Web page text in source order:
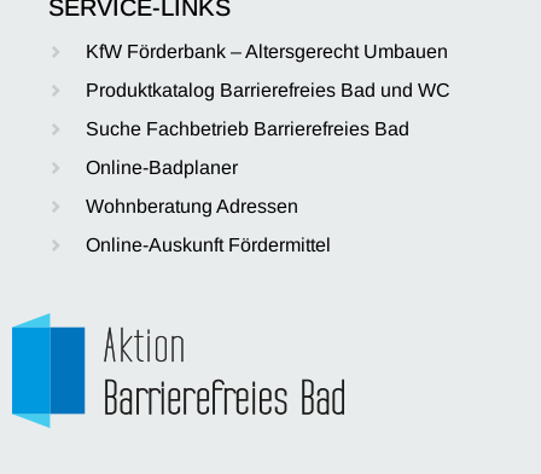
SERVICE-LINKS
KfW Förderbank – Altersgerecht Umbauen
Produktkatalog Barrierefreies Bad und WC
Suche Fachbetrieb Barrierefreies Bad
Online-Badplaner
Wohnberatung Adressen
Online-Auskunft Fördermittel